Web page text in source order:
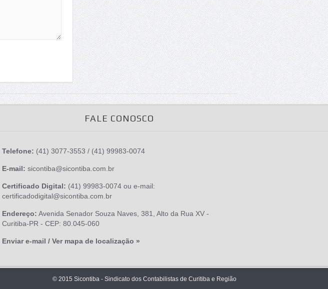
FALE CONOSCO
Telefone: (41) 3077-3553 / (41) 99983-0074
E-mail: sicontiba@sicontiba.com.br
Certificado Digital: (41) 99983-0074 ou e-mail:
certificadodigital@sicontiba.com.br
Endereço: Avenida Senador Souza Naves, 381, Alto da Rua XV -
Curitiba-PR - CEP: 80.045-060
Enviar e-mail / Ver mapa de localização »
© 2015 Sicontiba - Sindicato dos Contabilistas de Curitiba e Região